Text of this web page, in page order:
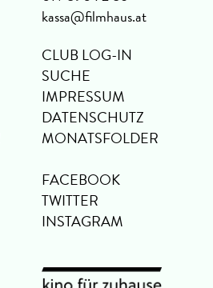
kassa@filmhaus.at
CLUB LOG-IN
SUCHE
IMPRESSUM
DATENSCHUTZ
MONATSFOLDER
FACEBOOK
TWITTER
INSTAGRAM